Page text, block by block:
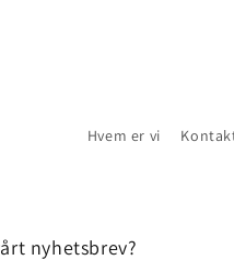
Hvem er vi
nyhetsbrev?